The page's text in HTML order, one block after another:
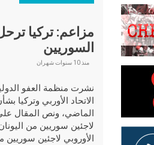
مزاعم: تركيا
السوريين
منذ 10 سنوات شهران
نشرت منظمة العفو
الاتحاد الأوربي وتركيا
الماضي، ونص المقال
لاجئين سوريين من
الأوروبي لاجئين سوريين